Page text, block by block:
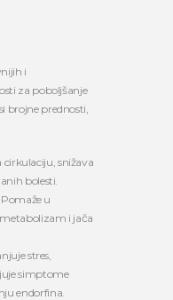
i
za poboljšanje
brojne prednosti,
cirkulaciju, snižava
bolesti.
Pomaže u
i jača
stres,
simptome
endorfina.